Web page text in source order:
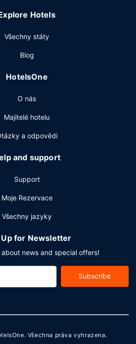
automat. Přímo v areálu je
Hotels
Všechny státy
Blog
HotelsOne
O nás
Majitelé hotelu
a odpovědi
and support
Support
Moje Rezervace
Všechny jazyky
Up for Newsletter
news and special offers!
Subscribe
. Všechna práva vyhrazena.